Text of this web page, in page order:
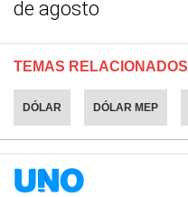
de agosto
TEMAS RELACIONADOS
DÓLAR DÓLAR MEP